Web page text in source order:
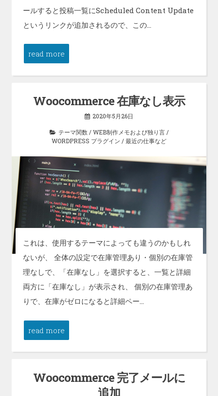
ールすると投稿一覧にScheduled Content Update
というリンクが追加されるので、この…
read more
Woocommerce 在庫なし表示
2020年5月26日
テーマ関数/WEB制作メモおよび独り言/
WORDPRESS プラグイン /最近の仕事など
これは、使用するテーマによっても違うのかもしれ
ないが、 全体の設定で在庫管理あり・個別の在庫管
理なしで、「在庫なし」を選択すると、一覧と詳細
両方に「在庫なし」が表示され、 個別の在庫管理あ
りで、在庫がゼロになると詳細ペー…
read more
Woocommerce 完了メールに
追加